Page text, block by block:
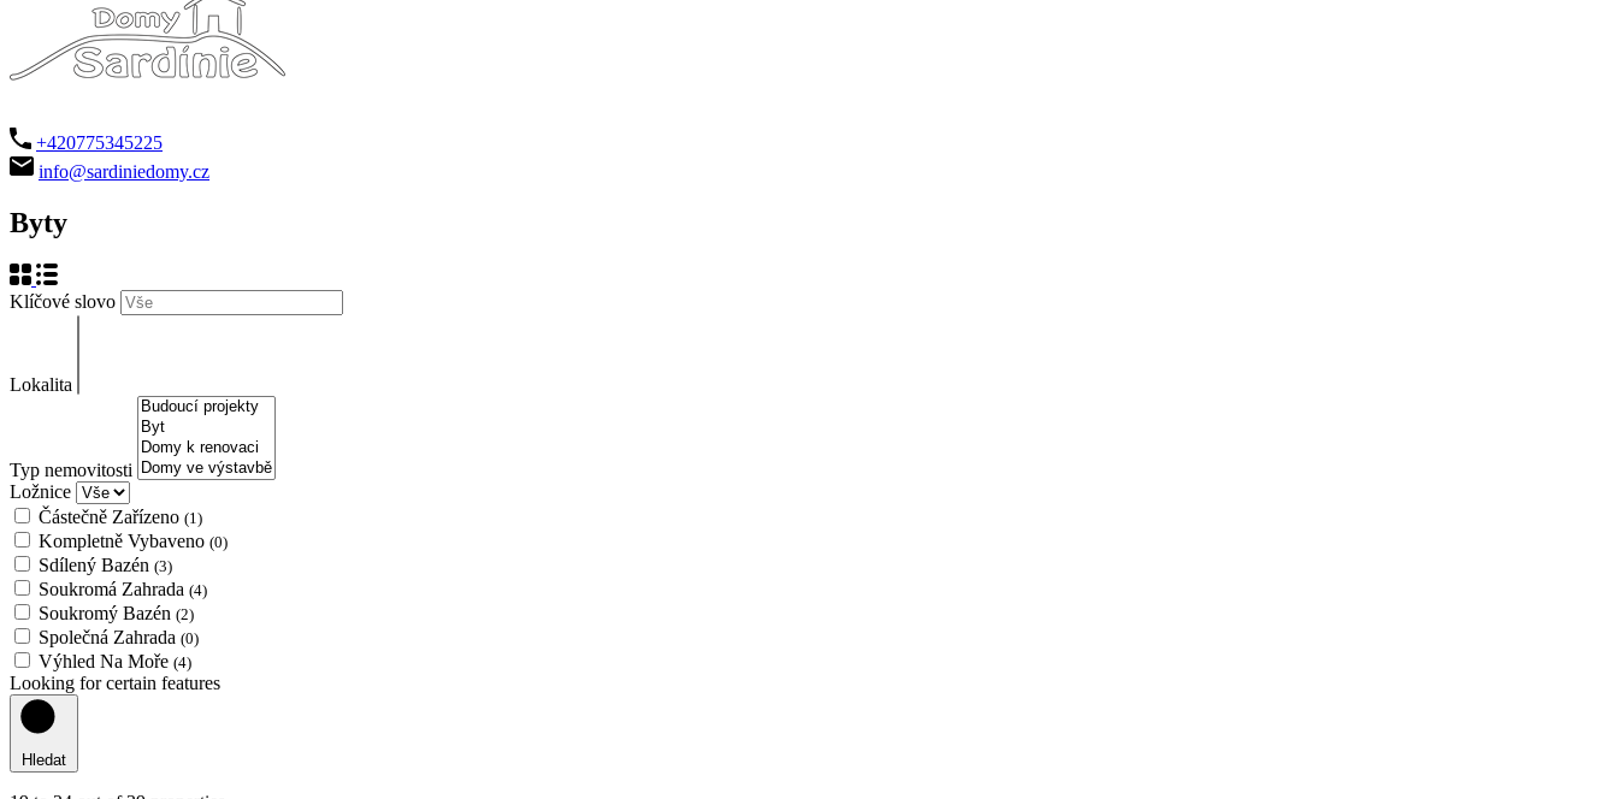
+420775345225
info@sardiniedomy.cz
Byty
Klíčové slovo
Lokalita
Typ nemovitosti
Ložnice
Částečně Zařízeno (1)
Kompletně Vybaveno (0)
Sdílený Bazén (3)
Soukromá Zahrada (4)
Soukromý Bazén (2)
Společná Zahrada (0)
Výhled Na Moře (4)
Looking for certain features
Hledat